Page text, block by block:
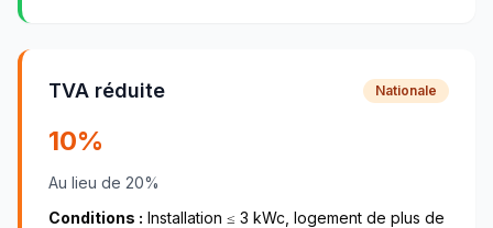
TVA réduite Nationale
10%
Au lieu de 20%
Conditions : Installation ≤ 3 kWc, logement de plus de